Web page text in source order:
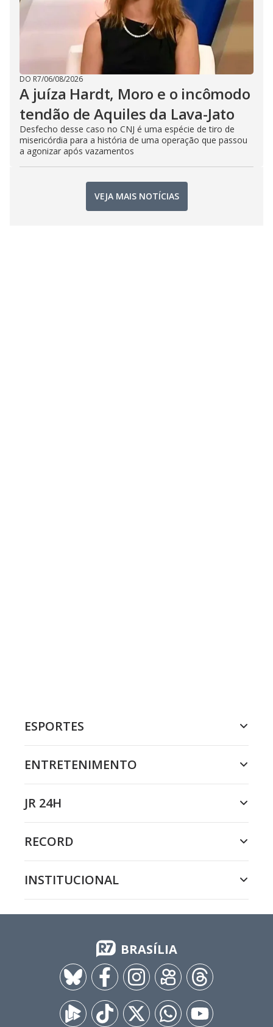
DO R7/06/08/2026
A juíza Hardt, Moro e o incômodo
tendão de Aquiles da Lava-Jato
Desfecho desse caso no CNJ é uma espécie de tiro de
misericórdia para a história de uma operação que passou
a agonizar após vazamentos
VEJA MAIS NOTÍCIAS
ESPORTES
ENTRETENIMENTO
JR 24H
RECORD
INSTITUCIONAL
BRASÍLIA